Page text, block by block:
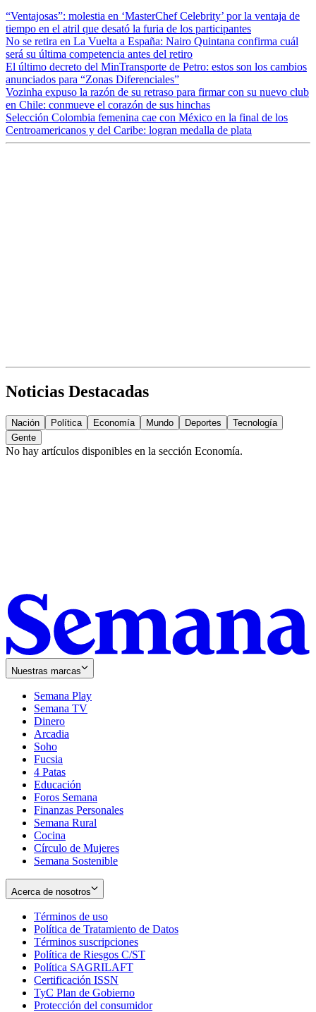
“Ventajosas”: molestia en ‘MasterChef Celebrity’ por la ventaja de
tiempo en el atril que desató la furia de los participantes
No se retira en La Vuelta a España: Nairo Quintana confirma cuál
será su última competencia antes del retiro
El último decreto del MinTransporte de Petro: estos son los cambios
anunciados para “Zonas Diferenciales”
Vozinha expuso la razón de su retraso para firmar con su nuevo club
en Chile: conmueve el corazón de sus hinchas
Selección Colombia femenina cae con México en la final de los
Centroamericanos y del Caribe: logran medalla de plata
Noticias Destacadas
Nación Política Economía Mundo Deportes
Tecnología
Gente
No hay artículos disponibles en la sección Economía.
Nuestras marcas
Semana Play
Semana TV
Dinero
Arcadia
Soho
in
new
window
Fucsia
in
new
window
4 Patas
Educación
Foros Semana
Finanzas Personales
Semana Rural
Cocina
Círculo de Mujeres
Semana Sostenible
Acerca de nosotros
Términos de uso
in
new
window
Política de Tratamiento de Datos
Términos suscripciones
in
Política de Riesgos C/ST
Política SAGRILAFT
new
window
Certificación ISSN
in
new
TyC Plan de Gobierno
in
Protección del consumidorOpens